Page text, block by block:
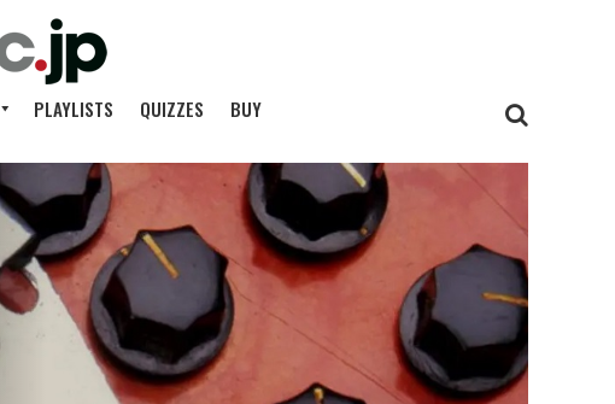
PLAYLISTS QUIZZES BUY